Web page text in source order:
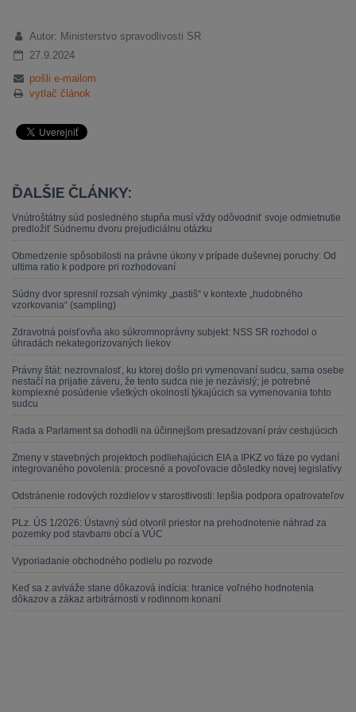
Autor: Ministerstvo spravodlivosti SR
27.9.2024
pošli e-mailom
vytlač článok
ĎALŠIE ČLÁNKY:
Vnútroštátny súd posledného stupňa musí vždy odôvodniť svoje odmietnutie
predložiť Súdnemu dvoru prejudiciálnu otázku
Obmedzenie spôsobilosti na právne úkony v prípade duševnej poruchy: Od
ultima ratio k podpore pri rozhodovaní
Súdny dvor spresnil rozsah výnimky „pastiš“ v kontexte „hudobného
vzorkovania“ (sampling)
Zdravotná poisťovňa ako súkromnoprávny subjekt: NSS SR rozhodol o
úhradách nekategorizovaných liekov
Právny štát: nezrovnalosť, ku ktorej došlo pri vymenovaní sudcu, sama osebe
nestačí na prijatie záveru, že tento sudca nie je nezávislý; je potrebné
komplexné posúdenie všetkých okolností týkajúcich sa vymenovania tohto
sudcu
Rada a Parlament sa dohodli na účinnejšom presadzovaní práv cestujúcich
Zmeny v stavebných projektoch podliehajúcich EIA a IPKZ vo fáze po vydaní
integrovaného povolenia: procesné a povoľovacie dôsledky novej legislatívy
Odstránenie rodových rozdielov v starostlivosti: lepšia podpora opatrovateľov
PLz. ÚS 1/2026: Ústavný súd otvoril priestor na prehodnotenie náhrad za
pozemky pod stavbami obcí a VÚC
Vyporiadanie obchodného podielu po rozvode
Keď sa z aviváže stane dôkazová indícia: hranice voľného hodnotenia
dôkazov a zákaz arbitrárnosti v rodinnom konaní